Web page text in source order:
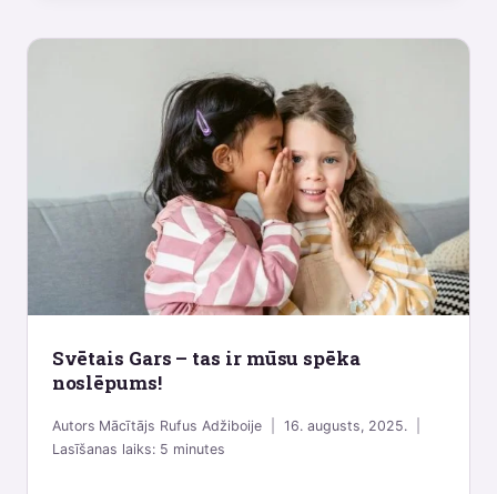
Svētais Gars – tas ir mūsu spēka
noslēpums!
Autors Mācītājs Rufus Adžiboije
16. augusts, 2025.
Lasīšanas laiks:5 minutes